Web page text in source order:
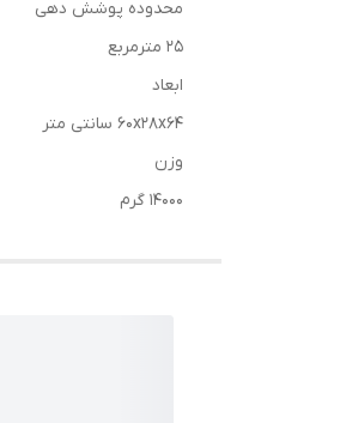
محدوده پوشش دهی
25 مترمربع
ابعاد
60x28x64 سانتی متر
وزن
14000 گرم